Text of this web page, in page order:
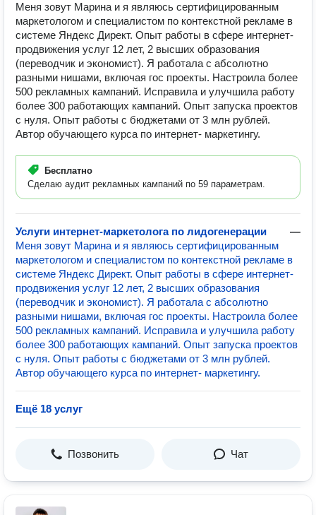
Меня зовут Марина и я являюсь сертифицированным
маркетологом и специалистом по контекстной рекламе в
системе Яндекс Директ. Опыт работы в сфере интернет-
продвижения услуг 12 лет, 2 высших образования
(переводчик и экономист). Я работала с абсолютно
разными нишами, включая гос проекты. Настроила более
500 рекламных кампаний. Исправила и улучшила работу
более 300 работающих кампаний. Опыт запуска проектов
с нуля. Опыт работы с бюджетами от 3 млн рублей.
Автор обучающего курса по интернет- маркетингу.
Бесплатно
Сделаю аудит рекламных кампаний по 59 параметрам.
Услуги интернет-маркетолога по лидогенерации
—
Меня зовут Марина и я являюсь сертифицированным
маркетологом и специалистом по контекстной рекламе в
системе Яндекс Директ. Опыт работы в сфере интернет-
продвижения услуг 12 лет, 2 высших образования
(переводчик и экономист). Я работала с абсолютно
разными нишами, включая гос проекты. Настроила более
500 рекламных кампаний. Исправила и улучшила работу
более 300 работающих кампаний. Опыт запуска проектов
с нуля. Опыт работы с бюджетами от 3 млн рублей.
Автор обучающего курса по интернет- маркетингу.
Ещё 18 услуг
Позвонить Чат